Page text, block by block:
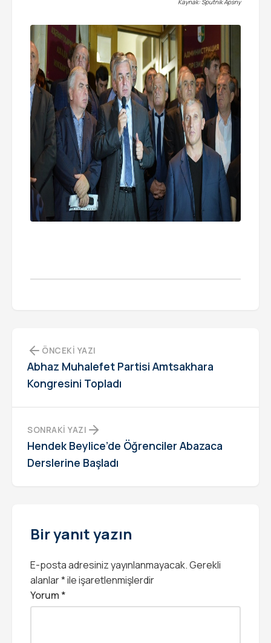
Kaynak: Sputnik Apsny
ÖNCEKI YAZI
Abhaz Muhalefet Partisi Amtsakhara
Kongresini Topladı
SONRAKI YAZI
Hendek Beylice’de Öğrenciler Abazaca
Derslerine Başladı
Bir yanıt yazın
E-posta adresiniz yayınlanmayacak.Gerekli
alanlar*ile işaretlenmişlerdir
Yorum *